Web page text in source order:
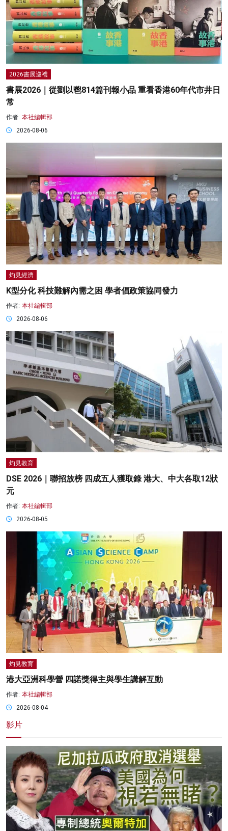
2026書展巡禮
書展2026｜從劉以鬯814篇刊報小品 重看香港60年代市井日
常
作者: 本社編輯部
2026-08-06
灼見經濟
K型分化 科技難解內需之困 學者倡政策協同發力
作者: 本社編輯部
2026-08-06
灼見教育
DSE 2026｜聯招放榜 四成五人獲取錄 港大、中大各取12狀
元
作者: 本社編輯部
2026-08-05
灼見教育
港大亞洲科學營 四諾獎得主與學生講解互動
作者: 本社編輯部
2026-08-04
影片